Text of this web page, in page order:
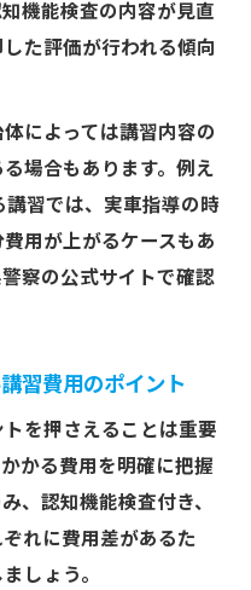
機能検査の内容が見直
た評価が行われる傾向
によっては講習内容の
場合もあります。例え
習では、実車指導の時
用が上がるケースもあ
察の公式サイトで確認
習費用のポイント
を押さえることは重要
かる費用を明確に把握
、認知機能検査付き、
れに費用差があるた
しょう。